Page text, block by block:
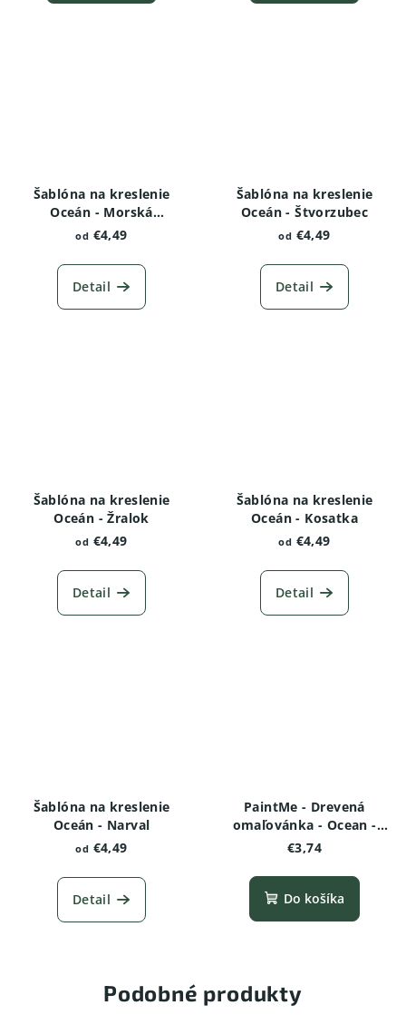
Šablóna na kreslenie
Oceán - Morská
korytnačka
od €4,49
Detail
Šablóna na kreslenie
Oceán - Štvorzubec
od €4,49
Detail
Šablóna na kreslenie
Oceán - Žralok
od €4,49
Detail
Šablóna na kreslenie
Oceán - Kosatka
od €4,49
Detail
Šablóna na kreslenie
Oceán - Narval
od €4,49
Detail
PaintMe - Drevená
omaľovánka - Ocean -
Chobotnica variant 2
€3,74
Do košíka
Podobné produkty